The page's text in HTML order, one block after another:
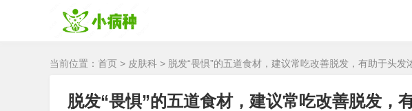
当前位置： 首页 > 皮肤科 > 脱发“畏惧”的五道食材，建议常吃改善脱发，有助于头发
脱发“畏惧”的五道食材，建议常吃改善脱发，